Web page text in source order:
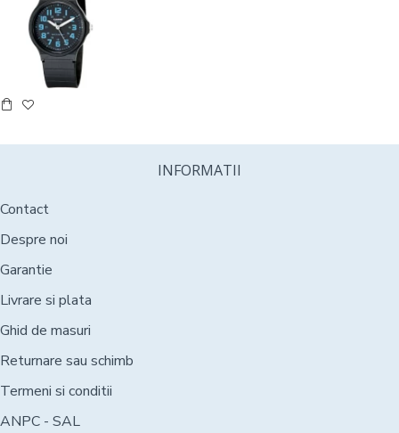
INFORMATII
Contact
Despre noi
Garantie
Livrare si plata
Ghid de masuri
Returnare sau schimb
Termeni si conditii
ANPC - SAL